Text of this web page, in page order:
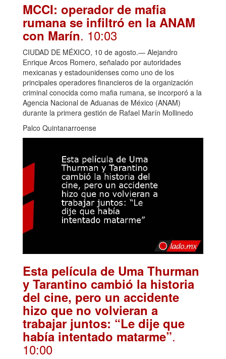
MCCI: operador de mafia
rumana se infiltró en la ANAM
con Marín. 10:03
CIUDAD DE MÉXICO, 10 de agosto.— Alejandro
Enrique Arcos Romero, señalado por autoridades
mexicanas y estadounidenses como uno de los
principales operadores financieros de la organización
criminal conocida como mafia rumana, se incorporó a la
Agencia Nacional de Aduanas de México (ANAM)
durante la primera gestión de Rafael Marín Mollinedo
Palco Quintanarroense
Esta película de Uma Thurman
y Tarantino cambió la historia
del cine, pero un accidente
hizo que no volvieran a
trabajar juntos: “Le dije que
había intentado matarme”.
10:00